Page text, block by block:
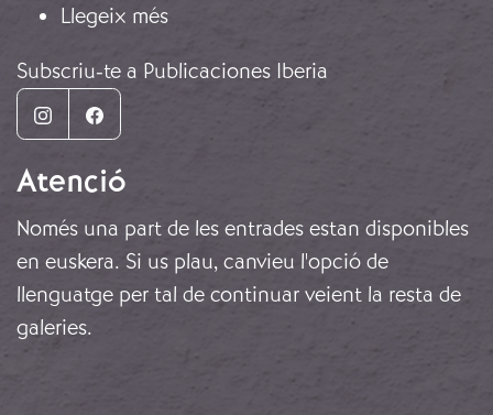
Llegeix méssobre Atacs a refugiats
Subscriu-te a Publicaciones Iberia
InstagramFacebook
Atenció
Només una part de les entrades estan disponibles
en euskera. Si us plau, canvieu l'opció de
llenguatge per tal de continuar veient la resta de
galeries.